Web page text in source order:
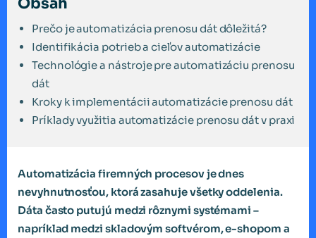
Obsah
Prečo je automatizácia prenosu dát dôležitá?
Identifikácia potrieb a cieľov automatizácie
Technológie a nástroje pre automatizáciu prenosu
dát
Kroky k implementácii automatizácie prenosu dát
Príklady využitia automatizácie prenosu dát v praxi
Automatizácia firemných procesov je dnes
nevyhnutnosťou, ktorá zasahuje všetky oddelenia.
Dáta často putujú medzi rôznymi systémami –
napríklad medzi skladovým softvérom, e-shopom a